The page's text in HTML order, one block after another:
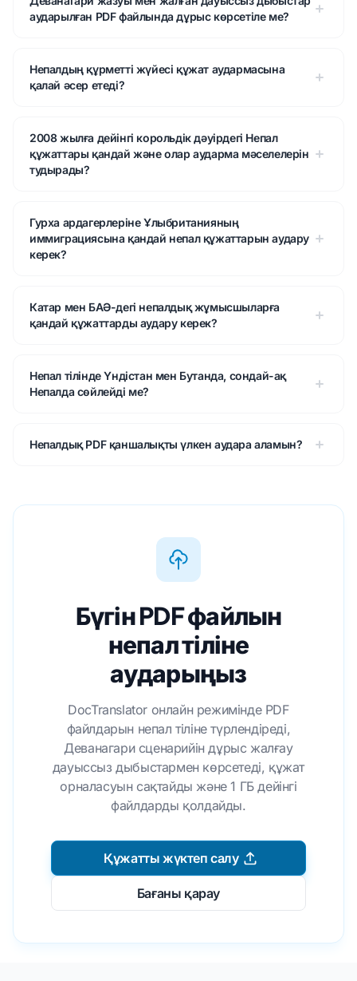
аударылған PDF файлында дұрыс көрсетіле ме?
Непалдың құрметті жүйесі құжат аудармасына
қалай әсер етеді?
2008 жылға дейінгі корольдік дәуірдегі Непал
құжаттары қандай және олар аударма мәселелерін
тудырады?
Гурха ардагерлеріне Ұлыбританияның
иммиграциясына қандай непал құжаттарын аудару
керек?
Катар мен БАӘ-дегі непалдық жұмысшыларға
қандай құжаттарды аудару керек?
Непал тілінде Үндістан мен Бутанда, сондай-ақ
Непалда сөйлейді ме?
Непалдық PDF қаншалықты үлкен аудара аламын?
Бүгін PDF файлын
непал тіліне
аударыңыз
DocTranslator онлайн режимінде PDF
файлдарын непал тіліне түрлендіреді,
Деванагари сценарийін дұрыс жалғау
дауыссыз дыбыстармен көрсетеді, құжат
орналасуын сақтайды және 1 ГБ дейінгі
файлдарды қолдайды.
Құжатты жүктеп салу
Бағаны қарау